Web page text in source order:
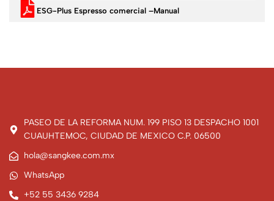
ESG-Plus Espresso comercial –Manual
PASEO DE LA REFORMA NUM. 199 PISO 13 DESPACHO 1001
CUAUHTEMOC, CIUDAD DE MEXICO C.P. 06500
hola@sangkee.com.mx
WhatsApp
+52 55 3436 9284